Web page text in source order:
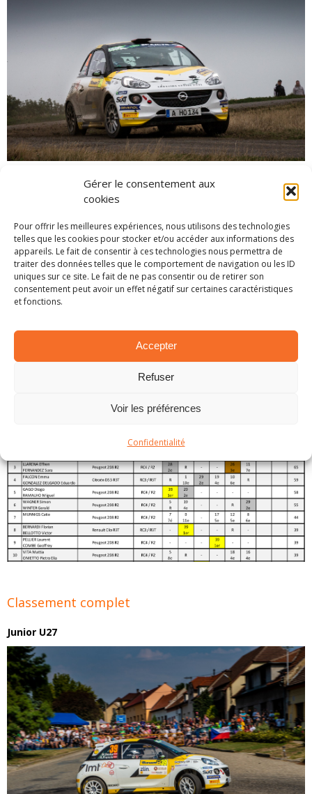
Gérer le consentement aux
cookies
Pour offrir les meilleures expériences, nous utilisons des technologies
telles que les cookies pour stocker et/ou accéder aux informations des
appareils. Le fait de consentir à ces technologies nous permettra de
traiter des données telles que le comportement de navigation ou les ID
uniques sur ce site. Le fait de ne pas consentir ou de retirer son
consentement peut avoir un effet négatif sur certaines caractéristiques
et fonctions.
Accepter
Refuser
Voir les préférences
Confidentialité
Alignant les podiums depuis le début de saison,
Martin Sesks consolide sa première place au
championnat ERC-3 et pointe, à présent, avec 59
unités de bon sur Tom Kristensson. Propulser au
deuxième rang du classement, le pilote Opel est
sous la menace directe d’Effren Llarena qui ne
Le top 5 est complété par Emma Falcon,
contrainte à l’abandon lors de cette épreuve
tchèque, et Diogo Gago.
Classement complet
Junior U27